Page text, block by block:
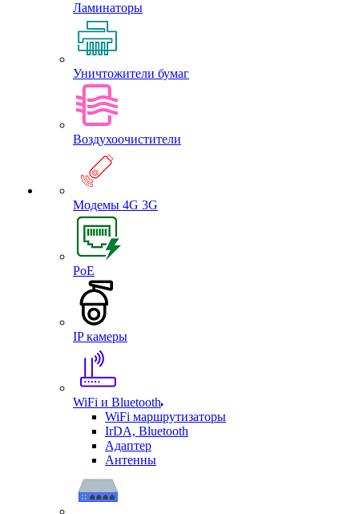
Ламинаторы
Уничтожители бумаг
Воздухоочистители
Модемы 4G 3G
PoE
IP камеры
WiFi и Bluetooth
WiFi маршрутизаторы
IrDA, Bluetooth
Адаптер
Антенны